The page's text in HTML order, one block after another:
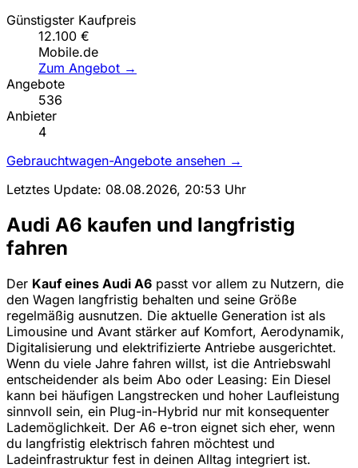
Günstigster Kaufpreis
12.100 €
Mobile.de
Zum Angebot →
Angebote
536
Anbieter
4
Gebrauchtwagen-Angebote ansehen →
Letztes Update: 08.08.2026, 20:53 Uhr
Audi A6 kaufen und langfristig
fahren
Der Kauf eines Audi A6 passt vor allem zu Nutzern, die
den Wagen langfristig behalten und seine Größe
regelmäßig ausnutzen. Die aktuelle Generation ist als
Limousine und Avant stärker auf Komfort, Aerodynamik,
Digitalisierung und elektrifizierte Antriebe ausgerichtet.
Wenn du viele Jahre fahren willst, ist die Antriebswahl
entscheidender als beim Abo oder Leasing: Ein Diesel
kann bei häufigen Langstrecken und hoher Laufleistung
sinnvoll sein, ein Plug-in-Hybrid nur mit konsequenter
Lademöglichkeit. Der A6 e-tron eignet sich eher, wenn
du langfristig elektrisch fahren möchtest und
Ladeinfrastruktur fest in deinen Alltag integriert ist.